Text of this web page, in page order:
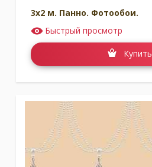
3x2 м. Панно. Фотообои.
Быстрый просмотр
Купить